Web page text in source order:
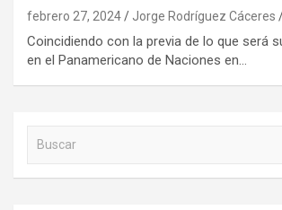
febrero 27, 2024 Jorge Rodríguez Cáceres
Coincidiendo con la previa de lo que será
en el Panamericano de Naciones en…